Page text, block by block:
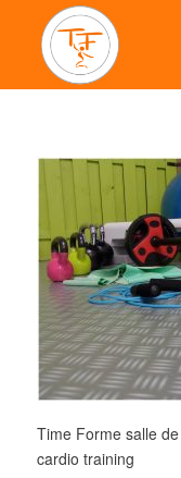
Time Forme salle
cardio training